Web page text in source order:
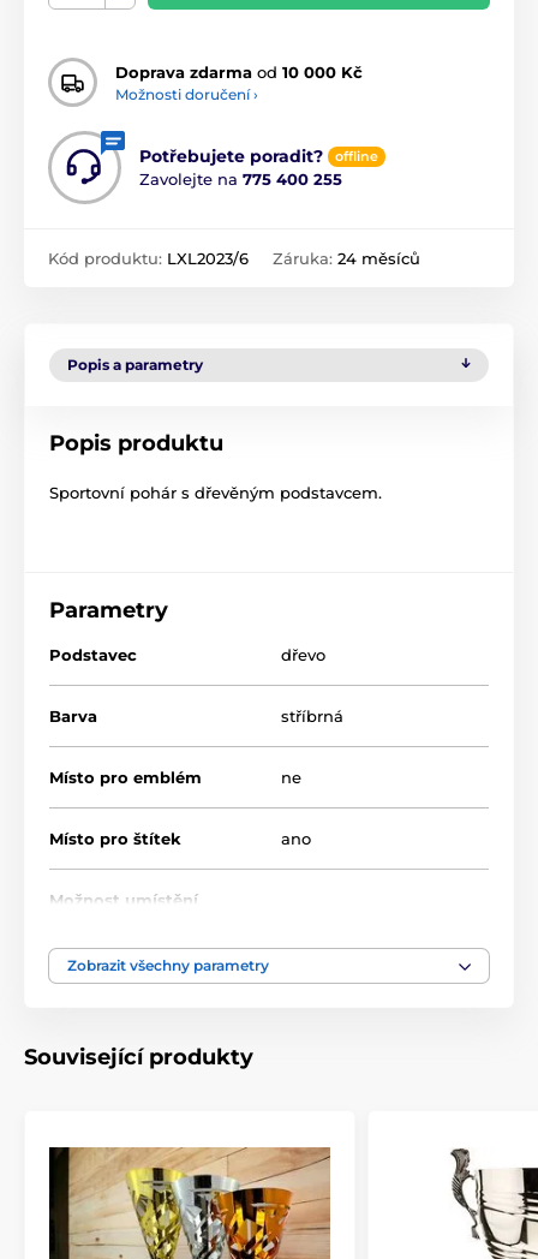
Doprava zdarma od 10 000 Kč
Možnosti doručení ›
Potřebujete poradit? offline
Zavolejte na 775 400 255
Kód produktu: LXL2023/6 Záruka: 24 měsíců
Popis a parametry
Popis produktu
Sportovní pohár s dřevěným podstavcem.
Parametry
Podstavec dřevo
Barva stříbrná
Místo pro emblém ne
Místo pro štítek ano
Možnost umístění
Výška cm 41-47-52
Motiv
Materiál kov,dřevo
Způsob personalizace štítek
Zobrazit všechny parametry
Související produkty